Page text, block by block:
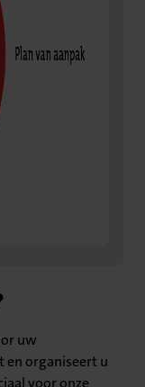
uw
en organiseert u
voor onze